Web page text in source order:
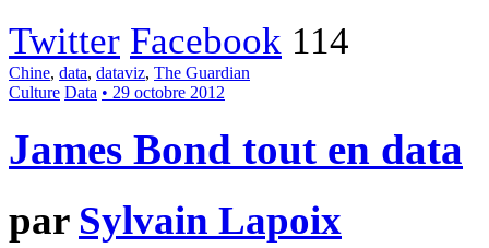
Twitter Facebook 114
Chine, data, dataviz, The Guardian
Culture Data • 29 octobre 2012
James Bond tout en data
par Sylvain Lapoix